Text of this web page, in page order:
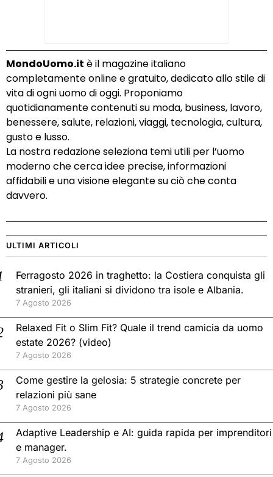
MondoUomo.it è il magazine italiano
completamente online e gratuito, dedicato allo stile di
vita di ogni uomo di oggi. Proponiamo
quotidianamente contenuti su moda, business, lavoro,
benessere, salute, relazioni, viaggi, tecnologia, cultura,
gusto e lusso.
La nostra redazione seleziona temi utili per l’uomo
moderno che cerca idee precise, informazioni
affidabili e una visione elegante su ciò che conta
davvero.
ULTIMI ARTICOLI
Ferragosto 2026 in traghetto: la Costiera conquista gli
stranieri, gli italiani si dividono tra isole e Albania.
7 Agosto 2026
Relaxed Fit o Slim Fit? Quale il trend camicia da uomo
estate 2026? (video)
7 Agosto 2026
Come gestire la gelosia: 5 strategie concrete per
relazioni più sane
7 Agosto 2026
Adaptive Leadership e AI: guida rapida per imprenditori
e manager.
7 Agosto 2026